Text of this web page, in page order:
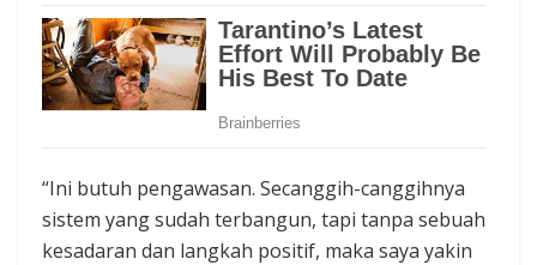
“Ini butuh pengawasan. Secanggih-canggihnya
sistem yang sudah terbangun, tapi tanpa sebuah
kesadaran dan langkah positif, maka saya yakin